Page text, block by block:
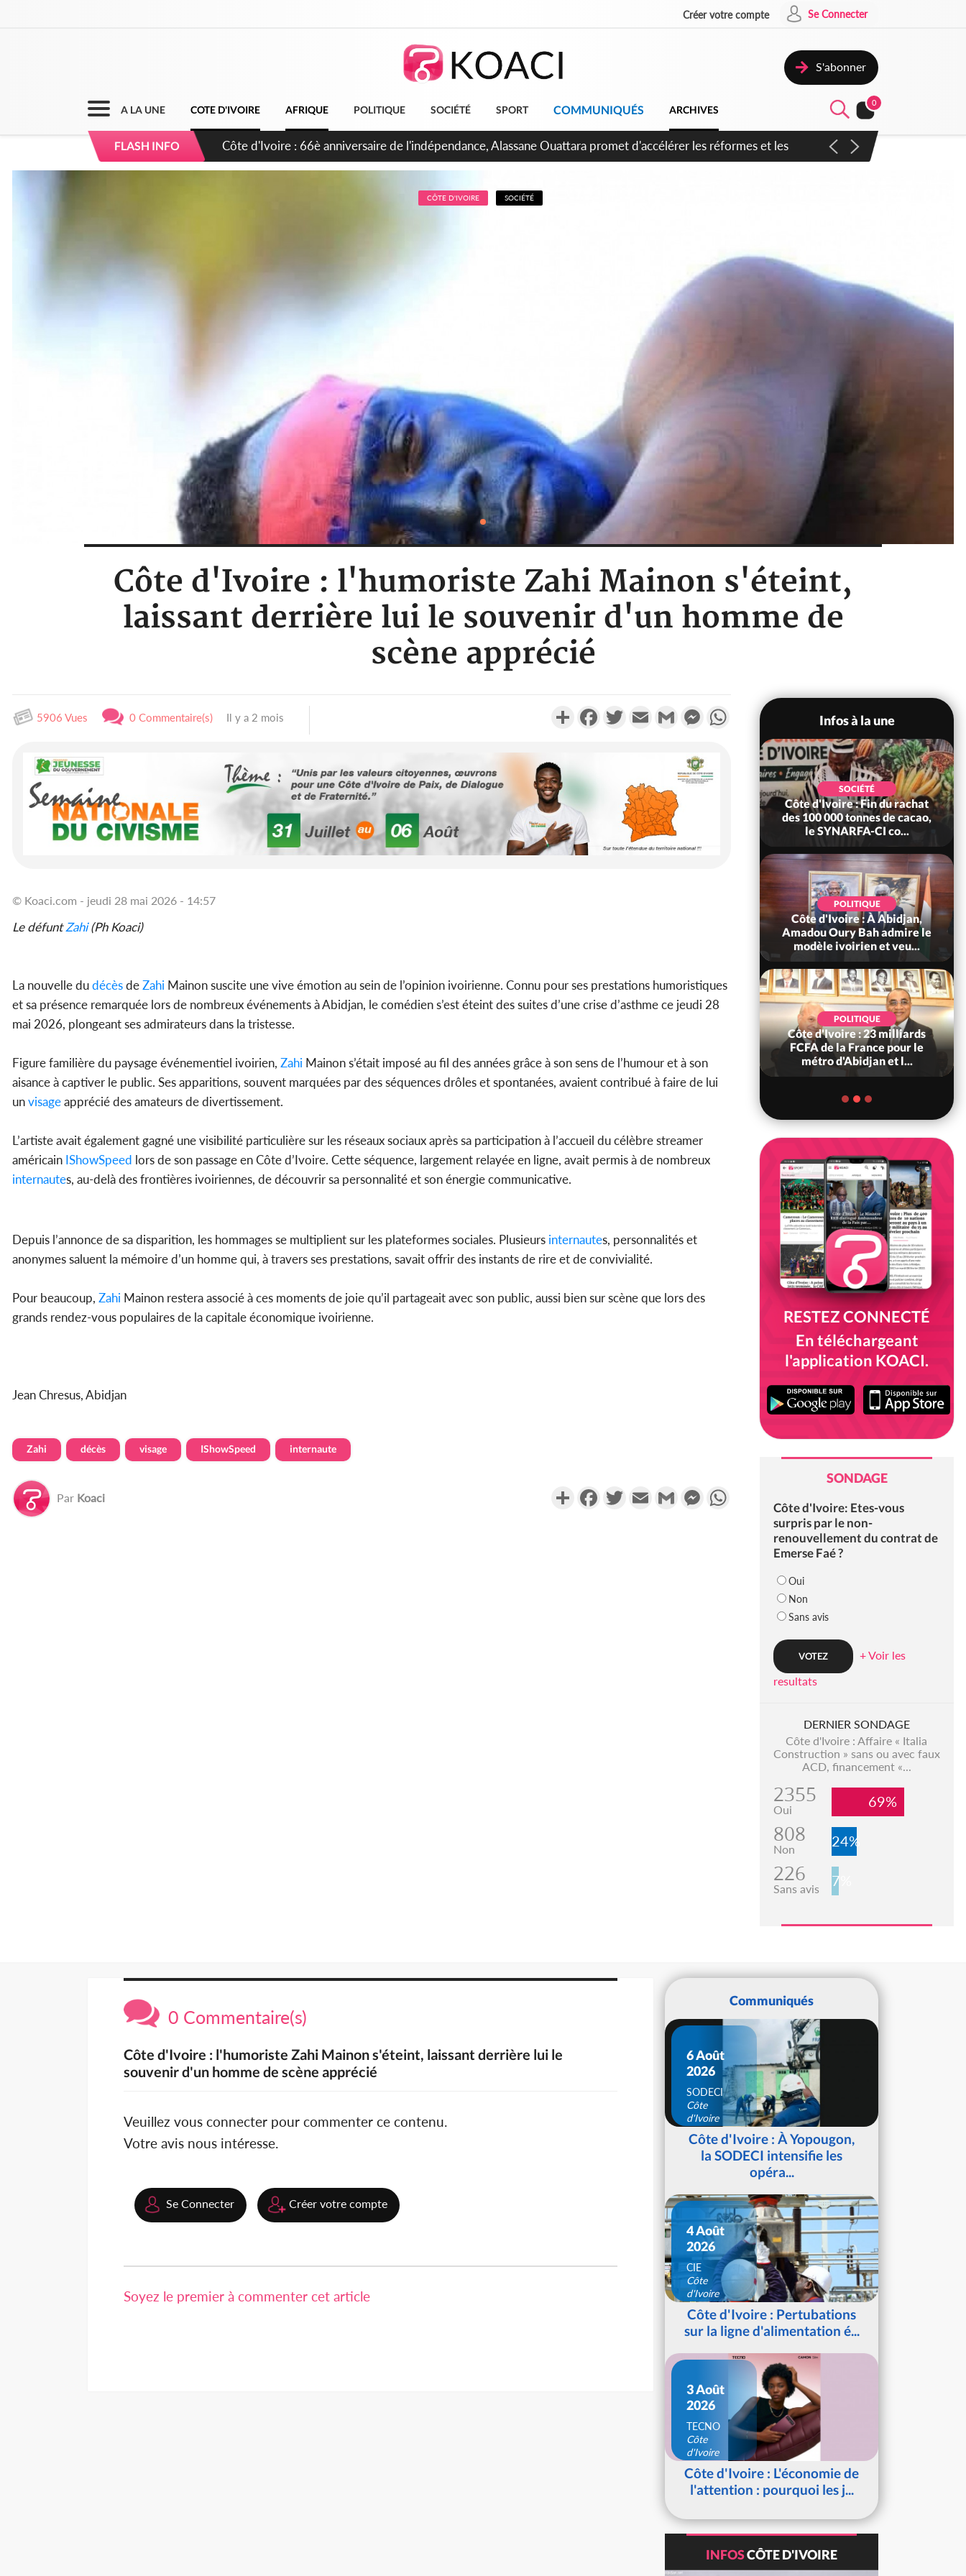
Créer votre compte Se Connecter
S'abonner
A LA UNE COTE D'IVOIRE AFRIQUE POLITIQUE SOCIÉTÉ SPORT COMMUNIQUÉS ARCHIVES
0
FLASH INFO
Côte d'Ivoire : À Abidjan, Amadou Oury Bah admire le modèle ivoirien et veut s'en inspirer pour accélérer le
développement de la Guinée
CÔTE D'IVOIRE SOCIÉTÉ
Côte d'Ivoire : l'humoriste Zahi Mainon s'éteint,
laissant derrière lui le souvenir d'un homme de
scène apprécié
5906 Vues 0 Commentaire(s) Il y a 2 mois PartagerFacebookTwitterEmail Gmail MessengerWhatsApp
© Koaci.com - jeudi 28 mai 2026 - 14:57
Le défuntZahi(Ph Koaci)
La nouvelle dudécèsdeZahi Mainon suscite une vive émotion au sein de l’opinion ivoirienne. Connu pour ses prestations humoristiques
et sa présence remarquée lors de nombreux événements à Abidjan, le comédien s’est éteint des suites d’une crise d’asthme ce jeudi 28
mai 2026, plongeant ses admirateurs dans la tristesse.
Figure familière du paysage événementiel ivoirien, Zahi Mainon s’était imposé au fil des années grâce à son sens de l’humour et à son
aisance à captiver le public. Ses apparitions, souvent marquées par des séquences drôles et spontanées, avaient contribué à faire de lui
unvisageapprécié des amateurs de divertissement.
L’artiste avait également gagné une visibilité particulière sur les réseaux sociaux après sa participation à l’accueil du célèbre streamer
américain IShowSpeed lors de son passage en Côte d’Ivoire. Cette séquence, largement relayée en ligne, avait permis à de nombreux
internautes, au-delà des frontières ivoiriennes, de découvrir sa personnalité et son énergie communicative.
Depuis l’annonce de sa disparition, les hommages se multiplient sur les plateformes sociales. Plusieurs internautes, personnalités et
anonymes saluent la mémoire d’un homme qui, à travers ses prestations, savait offrir des instants de rire et de convivialité.
Pour beaucoup, Zahi Mainon restera associé à ces moments de joie qu’il partageait avec son public, aussi bien sur scène que lors des
grands rendez-vous populaires de la capitale économique ivoirienne.
Jean Chresus, Abidjan
Zahi décès visage IShowSpeed internaute
Par Koaci PartagerFacebookTwitterEmail Gmail Messenger
Infos à la une
POLITIQUE
Côte d'Ivoire : Fête nationale,
Alassane Ouattara accorde
la grâce à 4 661...
conseiller de Soro a recou...
SOCIÉTÉ
Côte d'Ivoire : Fin du rachat
des 100 000 tonnes de cacao,
le SYNARFA-CI co...
POLITIQUE
Côte d'Ivoire : À Abidjan,
Amadou Oury Bah admire le
modèle ivoirien et veu...
POLITIQUE
Côte d'Ivoire : 23 milliards
FCFA de la France pour le
métro d'Abidjan et l...
RESTEZ CONNECTÉ
En téléchargeant
l'application KOACI.
SONDAGE
Côte d'Ivoire: Etes-vous
surpris par le non-
renouvellement du contrat de
Emerse Faé ?
Oui
Non
Sans avis
+ Voir les
resultats
DERNIER SONDAGE
Côte d'Ivoire : Affaire « Italia
Construction » sans ou avec faux
ACD, financement «...
2355
Oui 69%
808
Non 24%
226
Sans avis 7%
0 Commentaire(s)
Côte d'Ivoire : l'humoriste Zahi Mainon s'éteint, laissant derrière lui le
souvenir d'un homme de scène apprécié
Veuillez vous connecter pour commenter ce contenu.
Votre avis nous intéresse.
Se Connecter Créer votre compte
Soyez le premier à commenter cet article
Communiqués
6 Août
2026
SODECI
Côte
d'Ivoire
Côte d'Ivoire : À Yopougon,
la SODECI intensifie les
opéra...
4 Août
2026
CIE
Côte
d'Ivoire
Côte d'Ivoire : Pertubations
sur la ligne d'alimentation é...
3 Août
2026
TECNO
Côte
d'Ivoire
Côte d'Ivoire : L'économie de
l'attention : pourquoi les j...
INFOSCÔTE D'IVOIRE